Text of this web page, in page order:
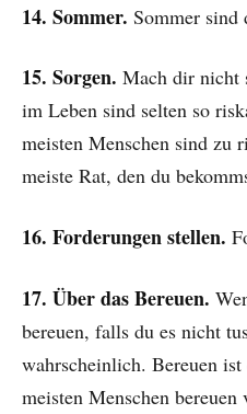
14. Sommer. Sommer sind
15. Sorgen. Mach dir nicht
im Leben sind selten so
meisten Menschen sind zu
meiste Rat, den du
16. Forderungen stellen.
17. Über das Bereuen.
bereuen, falls du es nicht
wahrscheinlich. Bereuen
meisten Menschen